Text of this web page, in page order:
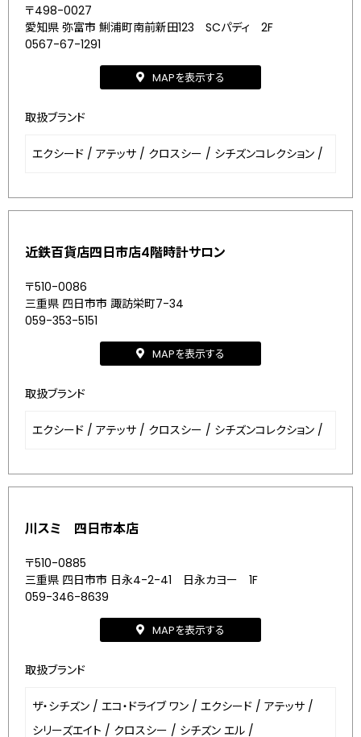
〒498-0027
愛知県 弥富市 鯏浦町南前新田123 SCパディ 2F
0567-67-1291
MAPを表示する
取扱ブランド
エクシード / アテッサ / クロスシー / シチズンコレクション /
近鉄百貨店四日市店4階時計サロン
〒510-0086
三重県 四日市市 諏訪栄町7-34
059-353-5151
MAPを表示する
取扱ブランド
エクシード / アテッサ / クロスシー / シチズンコレクション /
川スミ 四日市本店
〒510-0885
三重県 四日市市 日永4-2-41 日永カヨー 1F
059-346-8639
MAPを表示する
取扱ブランド
ザ・シチズン / エコ・ドライブ ワン / エクシード / アテッサ /
シリーズエイト / クロスシー / シチズン エル /